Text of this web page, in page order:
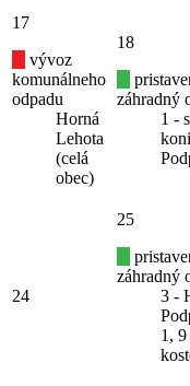
17
vývoz
komunálneho
odpadu
Horná
Lehota
(celá
obec)
18
záhradný
1 -
24
25
záhradný
3 -
1,